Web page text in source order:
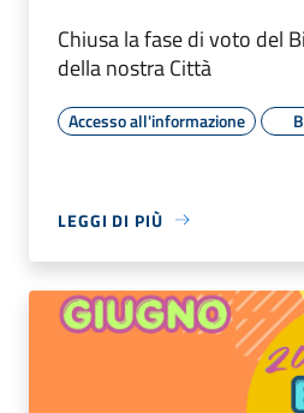
Chiusa la fase di voto del
della nostra Città
Accesso all'informazione
LEGGI DI PIÙ